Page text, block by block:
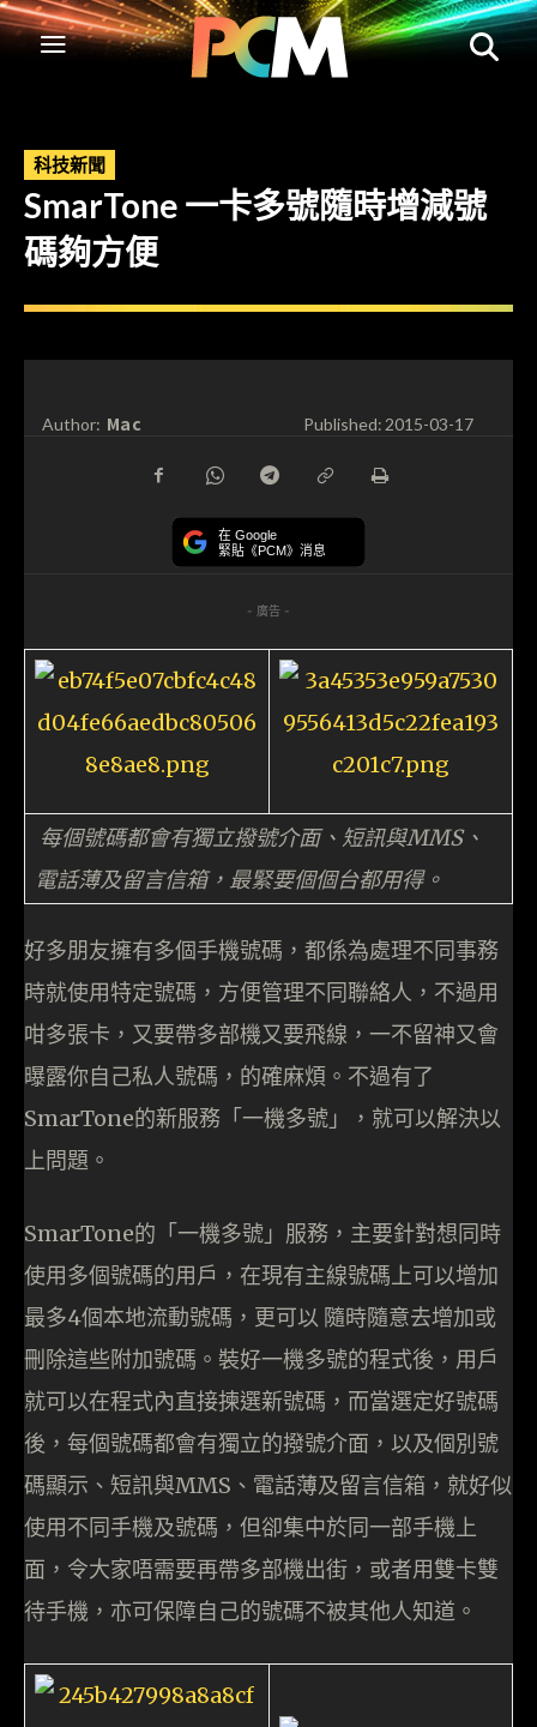
科技新聞
SmarTone 一卡多號隨時增減號
碼夠方便
Author: Mac Published:2015-03-17
在 Google
緊貼《PCM》消息
- 廣告 -
每個號碼都會有獨立撥號介面、短訊與MMS、
電話薄及留言信箱，最緊要個個台都用得。
好多朋友擁有多個手機號碼，都係為處理不同事務
時就使用特定號碼，方便管理不同聯絡人，不過用
咁多張卡，又要帶多部機又要飛線，一不留神又會
曝露你自己私人號碼，的確麻煩。不過有了
SmarTone的新服務「一機多號」，就可以解決以
上問題。
SmarTone的「一機多號」服務，主要針對想同時
使用多個號碼的用戶，在現有主線號碼上可以增加
最多4個本地流動號碼，更可以 隨時隨意去增加或
刪除這些附加號碼。裝好一機多號的程式後，用戶
就可以在程式內直接揀選新號碼，而當選定好號碼
後，每個號碼都會有獨立的撥號介面，以及個別號
碼顯示、短訊與MMS、電話薄及留言信箱，就好似
使用不同手機及號碼，但卻集中於同一部手機上
面，令大家唔需要再帶多部機出街，或者用雙卡雙
待手機，亦可保障自己的號碼不被其他人知道。